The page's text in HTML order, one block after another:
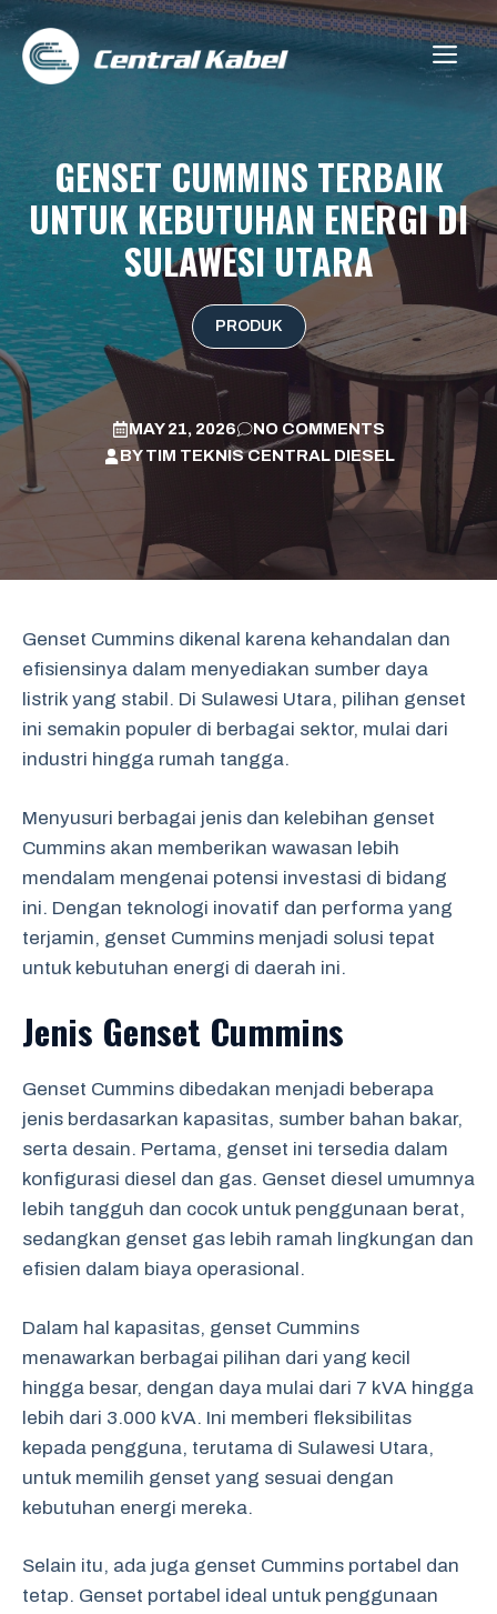
Skip
content
GENSET CUMMINS TERBAIK
UNTUK KEBUTUHAN ENERGI DI
SULAWESI UTARA
PRODUK
MAY 21, 2026
NO COMMENTS
BYTIM TEKNIS CENTRAL DIESEL
Genset Cummins dikenal karena kehandalan dan
efisiensinya dalam menyediakan sumber daya
listrik yang stabil. Di Sulawesi Utara, pilihan genset
ini semakin populer di berbagai sektor, mulai dari
industri hingga rumah tangga.
Menyusuri berbagai jenis dan kelebihan genset
Cummins akan memberikan wawasan lebih
mendalam mengenai potensi investasi di bidang
ini. Dengan teknologi inovatif dan performa yang
terjamin, genset Cummins menjadi solusi tepat
untuk kebutuhan energi di daerah ini.
Jenis Genset Cummins
Genset Cummins dibedakan menjadi beberapa
jenis berdasarkan kapasitas, sumber bahan bakar,
serta desain. Pertama, genset ini tersedia dalam
konfigurasi diesel dan gas. Genset diesel umumnya
lebih tangguh dan cocok untuk penggunaan berat,
sedangkan genset gas lebih ramah lingkungan dan
efisien dalam biaya operasional.
Dalam hal kapasitas, genset Cummins
menawarkan berbagai pilihan dari yang kecil
hingga besar, dengan daya mulai dari 7 kVA hingga
lebih dari 3.000 kVA. Ini memberi fleksibilitas
kepada pengguna, terutama di Sulawesi Utara,
untuk memilih genset yang sesuai dengan
kebutuhan energi mereka.
Selain itu, ada juga genset Cummins portabel dan
tetap. Genset portabel ideal untuk penggunaan